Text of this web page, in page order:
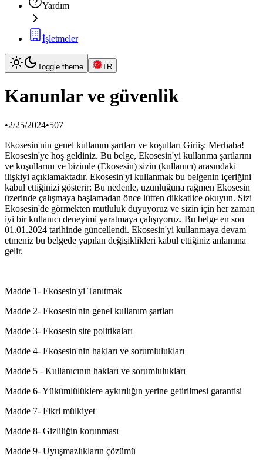
Yardım
İşletmeler
Toggle theme TR
Kanunlar ve güvenlik
•2/25/2024•507
Ekosesin'nin genel kullanım şartları ve koşulları Giriiş: Merhaba!
Ekosesin'ye hoş geldiniz. Bu belge, Ekosesin'yi kullanma şartlarını
ve koşullarını ve bizimle (Ekosesin) sizin (kullanıcı) arasındaki
ilişkiyi açıklamaktadır. Ekosesin'yi kullanmak bu belgenin içeriğini
kabul ettiğinizi gösterir; Bu nedenle, uzunluğuna rağmen Ekosesin
üzerinde çalışmaya başlamadan önce lütfen dikkatlice okuyun. Sizi
Ekosesin'de görmekten mutluluk duyuyoruz ve sizin için her zaman
iyi bir kullanıcı deneyimi yaratmaya çalışıyoruz. Bu belge en son
01.01.2024 tarihinde güncellendi. Ekosesin'yi kullanmaya devam
etmeniz bu belgede yapılan değişiklikleri kabul ettiğiniz anlamına
gelir.
Madde 1- Ekosesin'yi Tanıtmak
Madde 2- Ekosesin'nin genel kullanım şartları
Madde 3- Ekosesin site politikaları
Madde 4- Ekosesin'nin hakları ve sorumlulukları
Madde 5 - Kullanıcının hakları ve sorumlulukları
Madde 6- Yükümlülüklere aykırılığın yerine getirilmesi garantisi
Madde 7- Fikri mülkiyet
Madde 8- Gizliliğin korunması
Madde 9- Uyuşmazlıkların çözümü